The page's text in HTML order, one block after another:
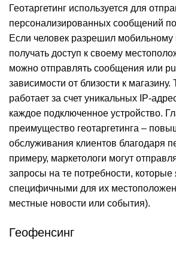
Геотаргетинг используется для
персонализированных сообщений
Если человек разрешил
получать доступ к своему
можно отправлять сообщения или
зависимости от близости к магазину.
работает за счет уникальных IP-
каждое подключенное устройство.
преимущество геотаргетинга –
обслуживания клиентов благодаря
примеру, маркетологи могут
запросы на те потребности, которые
специфичными для их
местные новости или события).
Геофенсинг